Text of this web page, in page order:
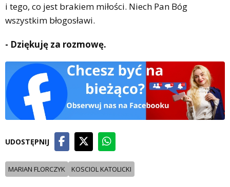
i tego, co jest brakiem miłości. Niech Pan Bóg
wszystkim błogosławi.
- Dziękuję za rozmowę.
UDOSTĘPNIJ
MARIAN FLORCZYK KOSCIOL KATOLICKI